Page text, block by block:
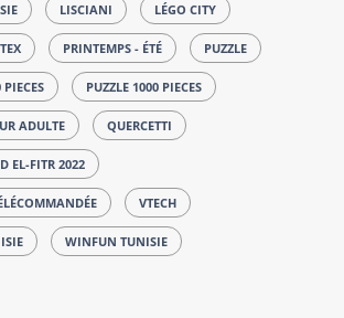
LISCIANI LÉGO CITY
PRINTEMPS - ÉTÉ PUZZLE
PIECES PUZZLE 1000 PIECES
ADULTE QUERCETTI
EL-FITR 2022
VTECH
WINFUN TUNISIE